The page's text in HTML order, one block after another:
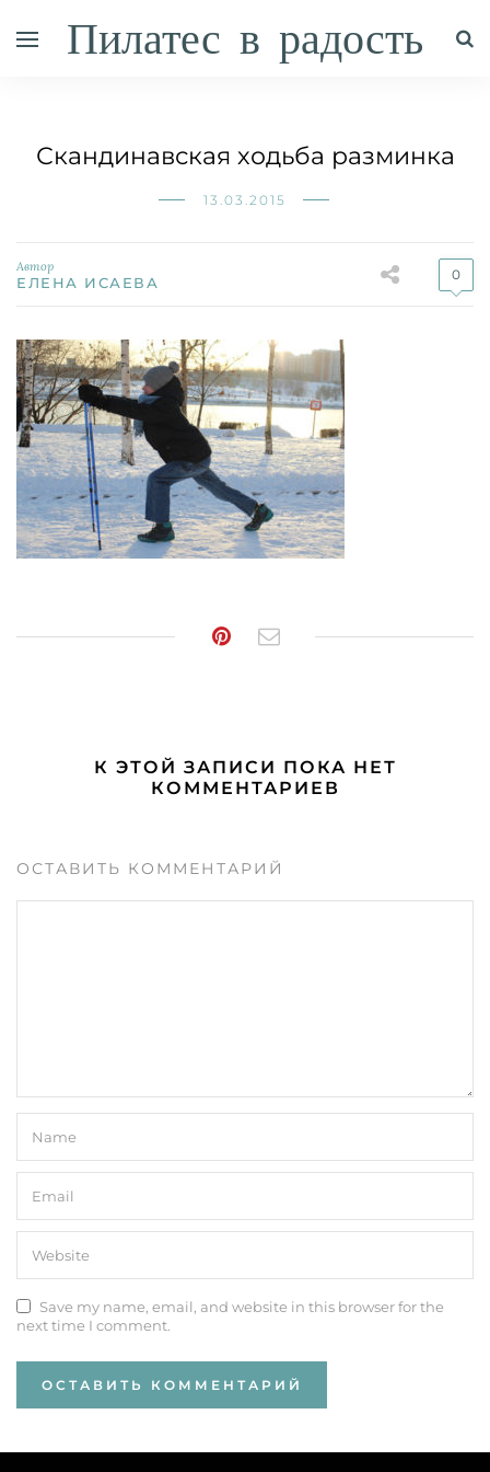
Пилатес в радость
Скандинавская ходьба разминка
13.03.2015
Автор
ЕЛЕНА ИСАЕВА 0
К ЭТОЙ ЗАПИСИ ПОКА НЕТ
КОММЕНТАРИЕВ
ОСТАВИТЬ КОММЕНТАРИЙ
Save my name, email, and website in this browser for the
next time I comment.